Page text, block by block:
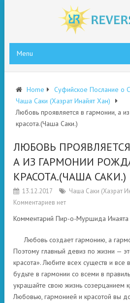
Menu
Home
Суфийское Послание о
Чаша Саки (Хазрат Инайят Хан)
Любовь проявляется в гармонии, а
красота.(Чаша Саки.)
ЛЮБОВЬ
А ИЗ ГАРМОНИИ
КРАСОТА.(ЧАША САКИ.)
13.12.2017
Чаша Саки (Хазрат
Комментариев нет
Комментарий Пир-о-Муршида Инаята
Любовь создает гармонию, а
Поэтому главный девиз по жизни —
красота». Любите всех существ и все
будьте в гармонии со всеми в
украшайте свою жизнь созерцанием
Любовью, гармонией и красотой вы